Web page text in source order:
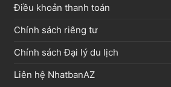
Điều khoản thanh toán
Chính sách riêng tư
Chính sách Đại lý du lịch
Liên hệ NhatbanAZ